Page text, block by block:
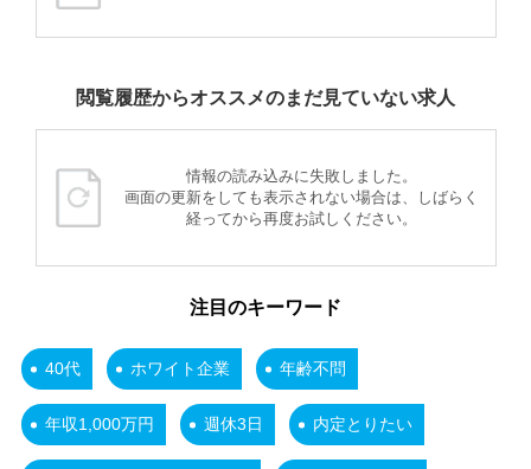
閲覧履歴からオススメのまだ見ていない求人
情報の読み込みに失敗しました。
画面の更新をしても表示されない場合は、しばらく
経ってから再度お試しください。
注目のキーワード
40代 ホワイト企業 年齢不問
年収1,000万円 週休3日 内定とりたい